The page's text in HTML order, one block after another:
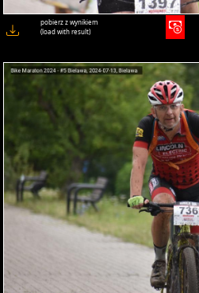
pobierz z wynikiem
(load with result)